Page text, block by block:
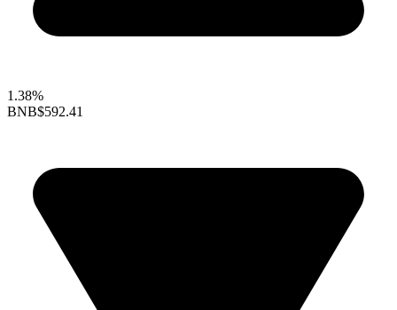
1.38%
BNB$592.41